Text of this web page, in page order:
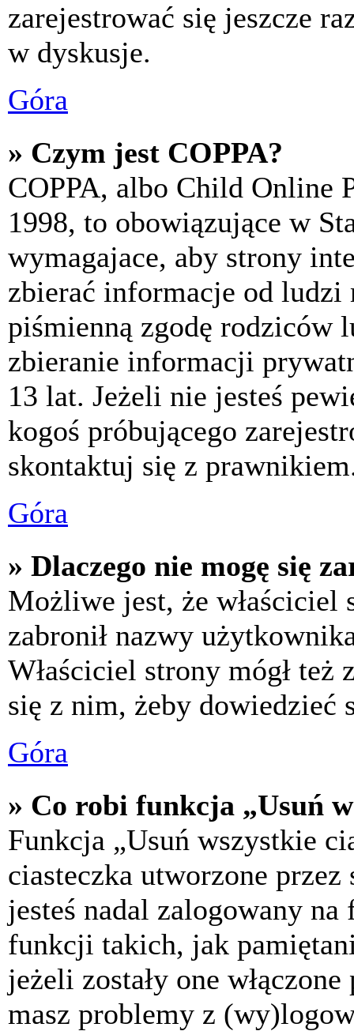
zarejestrować się jeszcze
w dyskusje.
Góra
» Czym jest COPPA?
COPPA, albo Child Online
1998, to obowiązujące w
wymagajace, aby strony
zbierać informacje od
piśmienną zgodę rodziców
zbieranie informacji
13 lat. Jeżeli nie jesteś
kogoś próbującego
skontaktuj się z
Góra
» Dlaczego nie mogę się
Możliwe jest, że właściciel
zabronił nazwy
Właściciel strony mógł
się z nim, żeby dowiedzieć
Góra
» Co robi funkcja „Usuń
Funkcja „Usuń wszystkie
ciasteczka utworzone
jesteś nadal zalogowany
funkcji takich, jak
jeżeli zostały one
masz problemy z